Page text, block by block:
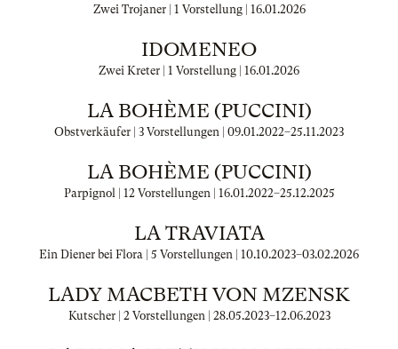
Zwei Trojaner | 1 Vorstellung | 16.01.2026
IDOMENEO
Zwei Kreter | 1 Vorstellung | 16.01.2026
LA BOHÈME (PUCCINI)
Obstverkäufer | 3 Vorstellungen | 09.01.2022–25.11.2023
LA BOHÈME (PUCCINI)
Parpignol | 12 Vorstellungen | 16.01.2022–25.12.2025
LA TRAVIATA
Ein Diener bei Flora | 5 Vorstellungen | 10.10.2023–03.02.2026
LADY MACBETH VON MZENSK
Kutscher | 2 Vorstellungen | 28.05.2023–12.06.2023